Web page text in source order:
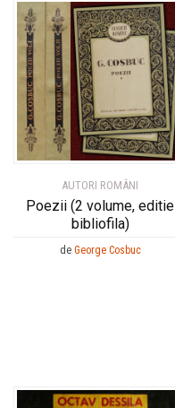
AUTORI ROMÂNI
Poezii (2 volume, editie
bibliofila)
de George Cosbuc